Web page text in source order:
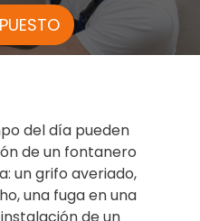
del día pueden
de un fontanero
un grifo averiado,
una fuga en una